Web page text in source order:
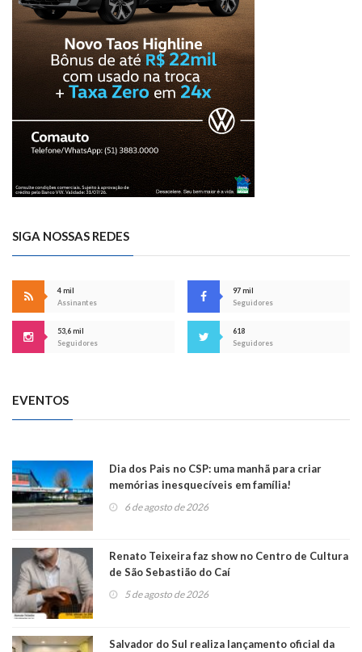
SIGA NOSSAS REDES
4 mil
Assinantes
97 mil
Seguidores
53,6 mil
Seguidores
618
Seguidores
EVENTOS
Dia dos Pais no CSP: uma manhã para criar
memórias inesquecíveis em família!
6 de agosto de 2026
Renato Teixeira faz show no Centro de Cultura
de São Sebastião do Caí
5 de agosto de 2026
Salvador do Sul realiza lançamento oficial da